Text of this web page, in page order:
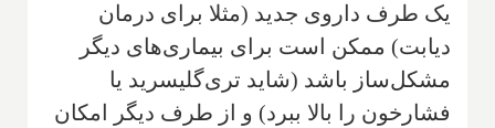
یک طرف داروی جدید (مثلا برای درمان
دیابت) ممکن است برای بیماری‌های دیگر
مشکل‌ساز باشد (شاید تری‌گلیسرید یا
فشارخون را بالا ببرد) و از طرف دیگر امکان